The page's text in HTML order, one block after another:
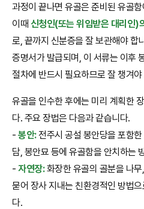
과정이 끝나면 유골은 준비된 유골
이때 신청인(또는 위임받은 대리인)
로, 끝까지 신분증을 잘 보관해야 합
증명서가 발급되며, 이 서류는 이후
절차에 반드시 필요하므로 잘 챙겨
유골을 인수한 후에는 미리 계획한
다. 주요 장법은 다음과 같습니다.
-봉안:전주시 공설 봉안당을 포함
담, 봉안묘 등에 유골함을 안치하는
-자연장:화장한 유골의 골분을 나
묻어 장사 지내는 친환경적인 방법
다.